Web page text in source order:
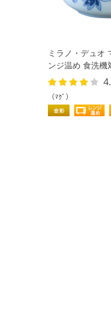
ミラノ・デュオ
ンジ温め 食洗
（ﾏｸﾞ）